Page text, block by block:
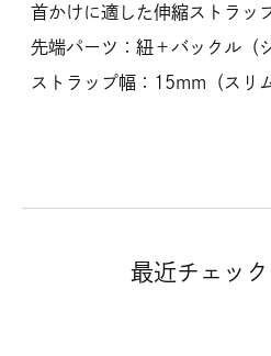
首かけに適した伸縮ストラッ
先端パーツ：紐＋バックル（
ストラップ幅：15mm（スリ
最近チェッ